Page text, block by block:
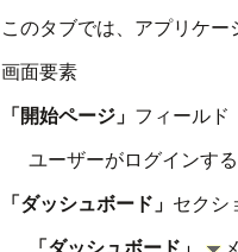
このタブでは、アプリケ
画面要素
「開始ページ」 フィールド
ユーザーがログインす
「ダッシュボード」 セクシ
「ダッシュボード」